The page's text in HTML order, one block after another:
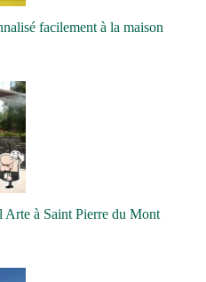
facilement à la maison
Arte à Saint Pierre du Mont